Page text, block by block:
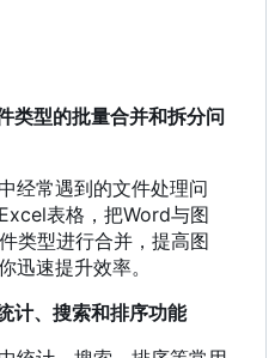
类型的批量合并和拆分问
经常遇到的文件处理问
表格 ， 把Word与图
类型进行合并 ， 提高图
迅速提升效率。
计、搜索和排序功能